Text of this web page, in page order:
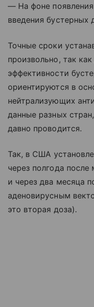
— На фоне
введения бустерных
Точные сроки
произвольно, так
эффективности
ориентируются в
нейтрализующих
данные разных
давно проводится.
Так, в США
через полгода
и через два месяца
аденовирусным
это вторая доза).